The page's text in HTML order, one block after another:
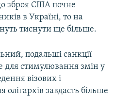
зброя США почне
в Україні, то на
тиснути ще більше.
подальші санкції
для стимулювання змін у
візових і
завдасть більше